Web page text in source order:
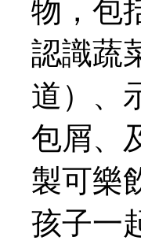
物，包
認識蔬
道）、
包屑、
製可樂
孩子一